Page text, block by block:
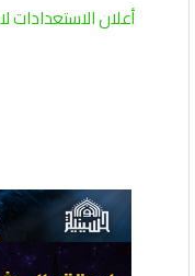
أعلان الاستعدادات